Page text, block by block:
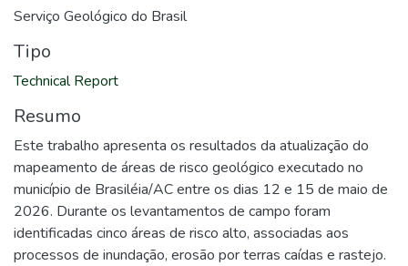
Serviço Geológico do Brasil
Tipo
Technical Report
Resumo
Este trabalho apresenta os resultados da atualização do
mapeamento de áreas de risco geológico executado no
município de Brasiléia/AC entre os dias 12 e 15 de maio de
2026. Durante os levantamentos de campo foram
identificadas cinco áreas de risco alto, associadas aos
processos de inundação, erosão por terras caídas e rastejo.